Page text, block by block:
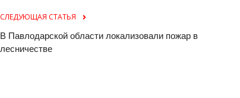
СЛЕДУЮЩАЯ СТАТЬЯ
В Павлодарской области локализовали пожар в
лесничестве